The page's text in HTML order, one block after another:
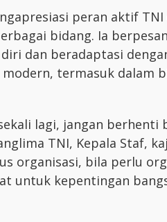
peran aktif
bidang. Ia
dan beradaptasi
termasuk dalam
lagi, jangan
TNI, Kepala Staf,
organisasi, bila perlu
untuk kepentingan